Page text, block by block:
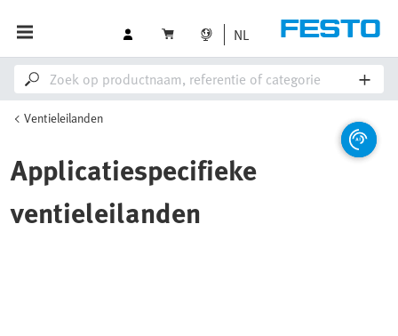
NL
Ventieleilanden
Applicatiespecifieke
ventieleilanden